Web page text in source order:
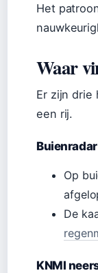
Het
Waar
Er zijn drie
een rij.
Op
De
KNMI